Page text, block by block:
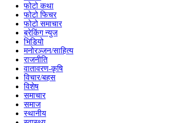
फोटो कथा
फोटो फिचर
फोटो समाचार
ब्रेकिंग न्युज
भिडियो
मनोरञ्जन/साहित्य
राजनीति
वातावरण-कृषि
विचार/बहस
विशेष
समाचार
समाज
स्थानीय